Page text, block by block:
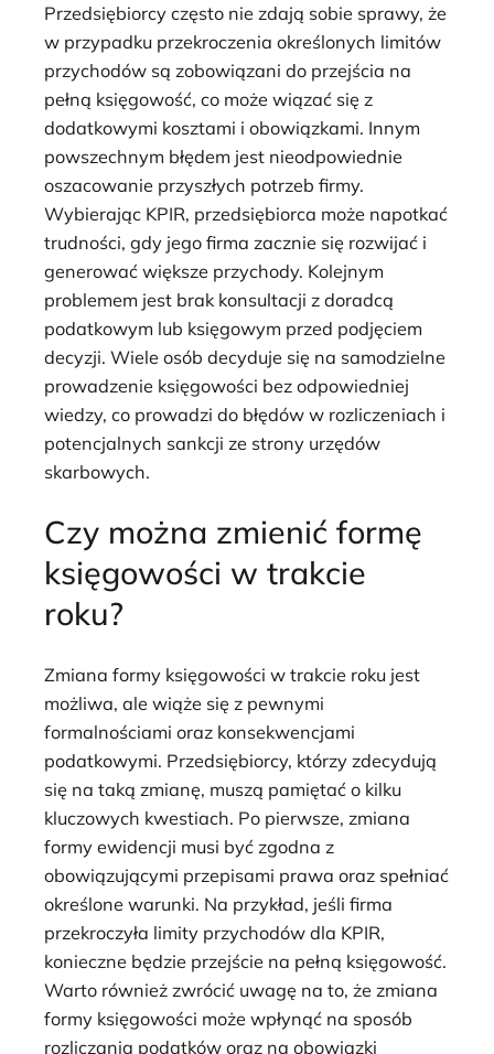
Przedsiębiorcy często nie zdają sobie sprawy, że
w przypadku przekroczenia określonych limitów
przychodów są zobowiązani do przejścia na
pełną księgowość, co może wiązać się z
dodatkowymi kosztami i obowiązkami. Innym
powszechnym błędem jest nieodpowiednie
oszacowanie przyszłych potrzeb firmy.
Wybierając KPIR, przedsiębiorca może napotkać
trudności, gdy jego firma zacznie się rozwijać i
generować większe przychody. Kolejnym
problemem jest brak konsultacji z doradcą
podatkowym lub księgowym przed podjęciem
decyzji. Wiele osób decyduje się na samodzielne
prowadzenie księgowości bez odpowiedniej
wiedzy, co prowadzi do błędów w rozliczeniach i
potencjalnych sankcji ze strony urzędów
skarbowych.
Czy można zmienić formę
księgowości w trakcie
roku?
Zmiana formy księgowości w trakcie roku jest
możliwa, ale wiąże się z pewnymi
formalnościami oraz konsekwencjami
podatkowymi. Przedsiębiorcy, którzy zdecydują
się na taką zmianę, muszą pamiętać o kilku
kluczowych kwestiach. Po pierwsze, zmiana
formy ewidencji musi być zgodna z
obowiązującymi przepisami prawa oraz spełniać
określone warunki. Na przykład, jeśli firma
przekroczyła limity przychodów dla KPIR,
konieczne będzie przejście na pełną księgowość.
Warto również zwrócić uwagę na to, że zmiana
formy księgowości może wpłynąć na sposób
rozliczania podatków oraz na obowiązki